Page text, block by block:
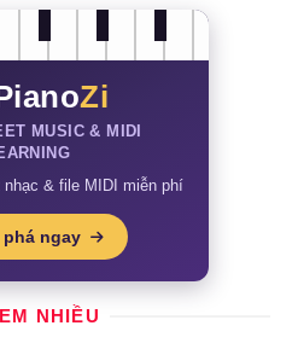
trước
Zi
MUSIC & MIDI
& file MIDI miễn phí